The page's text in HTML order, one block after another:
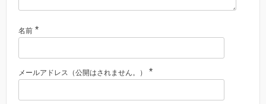
名前 *
メールアドレス（公開はされません。） *